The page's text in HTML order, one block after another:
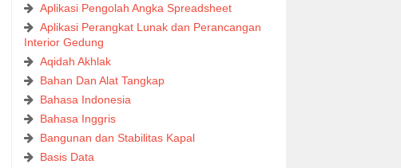
Aplikasi Pengolah Angka Spreadsheet
Aplikasi Perangkat Lunak dan Perancangan
Interior Gedung
Aqidah Akhlak
Bahan Dan Alat Tangkap
Bahasa Indonesia
Bahasa Inggris
Bangunan dan Stabilitas Kapal
Basis Data